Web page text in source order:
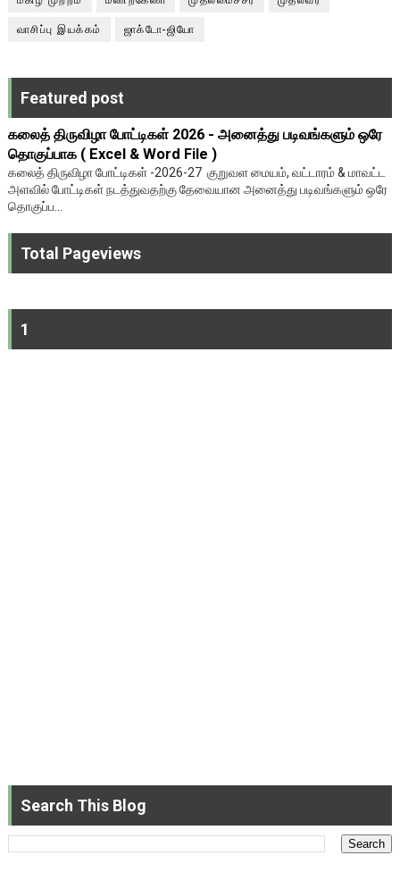
வாசிப்பு இயக்கம் ஜாக்டோ-ஜியோ
Featured post
கலைத் திருவிழா போட்டிகள் 2026 - அனைத்து படிவங்களும் ஒரே
தொகுப்பாக ( Excel & Word File )
கலைத் திருவிழா போட்டிகள் -2026-27 குறுவள மையம், வட்டாரம் & மாவட்ட
அளவில் போட்டிகள் நடத்துவதற்கு தேவையான அனைத்து படிவங்களும் ஒரே
தொகுப்ப...
Total Pageviews
1
Search This Blog